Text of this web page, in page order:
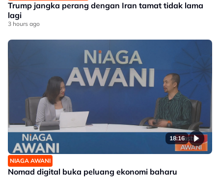
Trump jangka perang dengan Iran tamat tidak lama
lagi
3 hours ago
18:16
NIAGA AWANI
Nomad digital buka peluang ekonomi baharu